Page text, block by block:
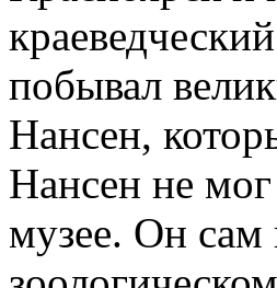
побывал
Нансен,
Нансен не
музее. Он сам